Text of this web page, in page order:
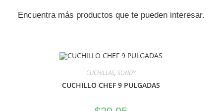
Encuentra más productos que te pueden interesar.
CUCHILLAS, SONDY
CUCHILLO CHEF 9 PULGADAS